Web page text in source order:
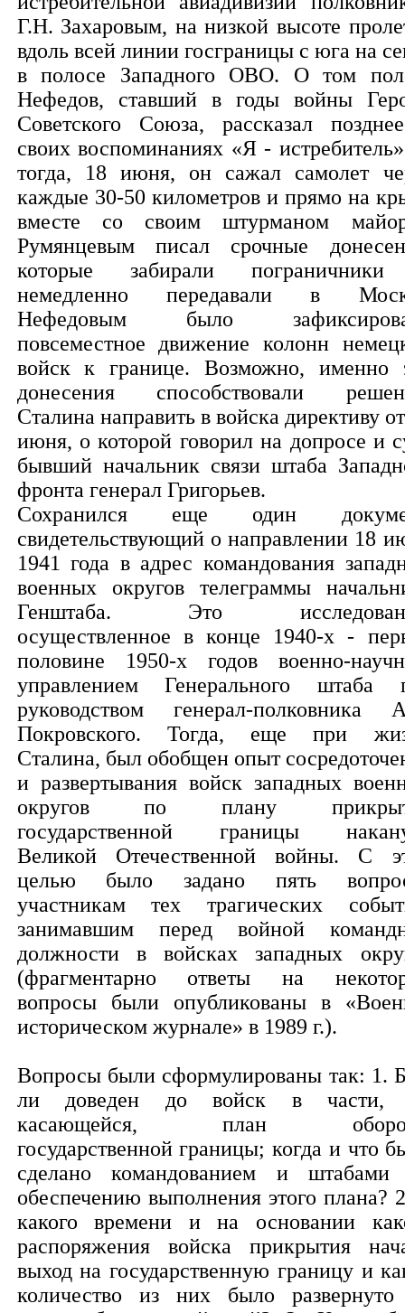
Г.Н. Захаровым, на низкой высоте
вдоль всей линии госграницы с юга на
в полосе Западного ОВО. О том
Нефедов, ставший в годы войны
Советского Союза, рассказал
своих воспоминаниях «Я -
тогда, 18 июня, он сажал самолет
каждые 30-50 километров и прямо на
вместе со своим штурманом
Румянцевым писал срочные
которые забирали
немедленно передавали в
Нефедовым было
повсеместное движение колонн
войск к границе. Возможно, именно
донесения способствовали
Сталина направить в войска директиву
июня, о которой говорил на допросе и
бывший начальник связи штаба
фронта генерал Григорьев.
Сохранился еще один
свидетельствующий о направлении 18
1941 года в адрес командования
военных округов телеграммы
Генштаба. Это
осуществленное в конце 1940-х -
половине 1950-х годов военно-
управлением Генерального штаба
руководством генерал-полковника
Покровского. Тогда, еще при
Сталина, был обобщен опыт
и развертывания войск западных
округов по плану
государственной границы
Великой Отечественной войны. С
целью было задано пять
участникам тех трагических
занимавшим перед войной
должности в войсках западных
(фрагментарно ответы на
вопросы были опубликованы в
историческом журнале» в 1989 г.).
Вопросы были сформулированы так: 1.
ли доведен до войск в части,
касающейся, план
государственной границы; когда и что
сделано командованием и штабами
обеспечению выполнения этого плана?
какого времени и на основании
распоряжения войска прикрытия
выход на государственную границу и
количество из них было